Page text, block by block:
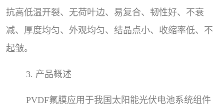
抗高低温开裂、无荷叶边、易复合、韧性好、不衰
减、厚度均匀、外观均匀、结晶点小、收缩率低、不
起皱。
3. 产品概述
PVDF氟膜应用于我国太阳能光伏电池系统组件